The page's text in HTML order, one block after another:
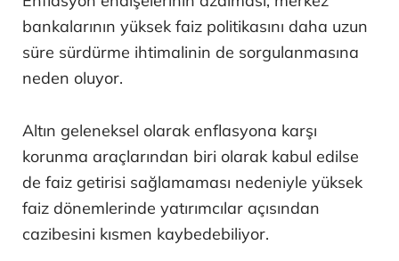
bankalarının yüksek faiz politikasını daha uzun
süre sürdürme ihtimalinin de sorgulanmasına
neden oluyor.
Altın geleneksel olarak enflasyona karşı
korunma araçlarından biri olarak kabul edilse
de faiz getirisi sağlamaması nedeniyle yüksek
faiz dönemlerinde yatırımcılar açısından
cazibesini kısmen kaybedebiliyor.